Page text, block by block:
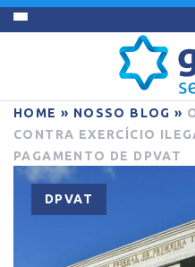
HOME » NOSSO BLOG »
CONTRA EXERCÍCIO
PAGAMENTO DE DPVAT
DPVAT